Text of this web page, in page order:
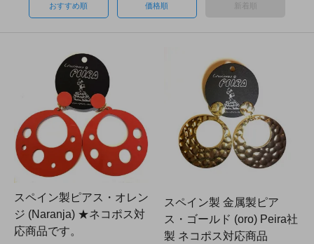
おすすめ順 価格順 新着順
スペイン製ピアス・オレン
ジ (Naranja) ★ネコポス対
応商品です。
スペイン製 金属製ピア
ス・ゴールド (oro) Peira社
製 ネコポス対応商品